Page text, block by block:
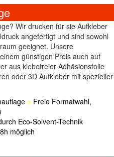
Wir drucken für sie Aufkleber
angefertigt und sind sowohl
geeignet. Unsere
günstigen Preis auch auf
aus klebefreier Adhäsionsfolie
oder 3D Aufkleber mit spezieller
> Freie Formatwahl,
Eco-Solvent-Technik
möglich